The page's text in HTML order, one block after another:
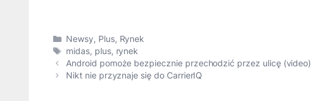
Kategorie
Newsy, Plus, Rynek
Tagi
midas, plus, rynek
Android pomoże bezpiecznie przechodzić przez ulicę (video)
Nikt nie przyznaje się do CarrierIQ